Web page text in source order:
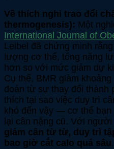
Về thích nghi trao đổi
thermogenesis): Một
International Journal of
Leibel đã chứng minh
lượng cơ thể, tổng năng
hơn so với mức giảm dự
Cụ thể, BMR giảm
đoán từ sự thay đổi thành
thích tại sao việc duy trì
khó đến vậy — cơ thể bạn
lại cân nặng cũ. Với
giảm cân từ từ, duy trì
bao giờ cắt calo quá sâu.